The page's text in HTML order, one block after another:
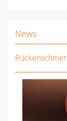
News